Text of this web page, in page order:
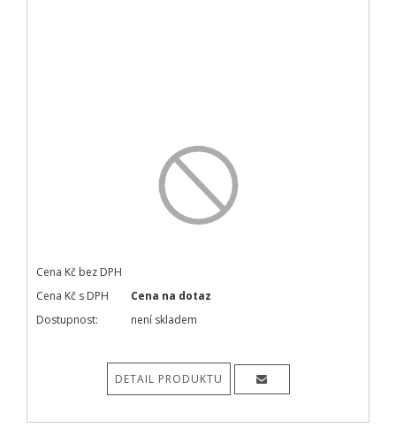
Cena Kč bez DPH
Cena Kč s DPH
Cena na dotaz
Dostupnost:
není skladem
DETAIL PRODUKTU